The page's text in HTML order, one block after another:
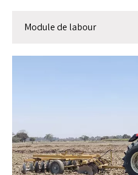
Module de labour
Module de labour
Module de récolte